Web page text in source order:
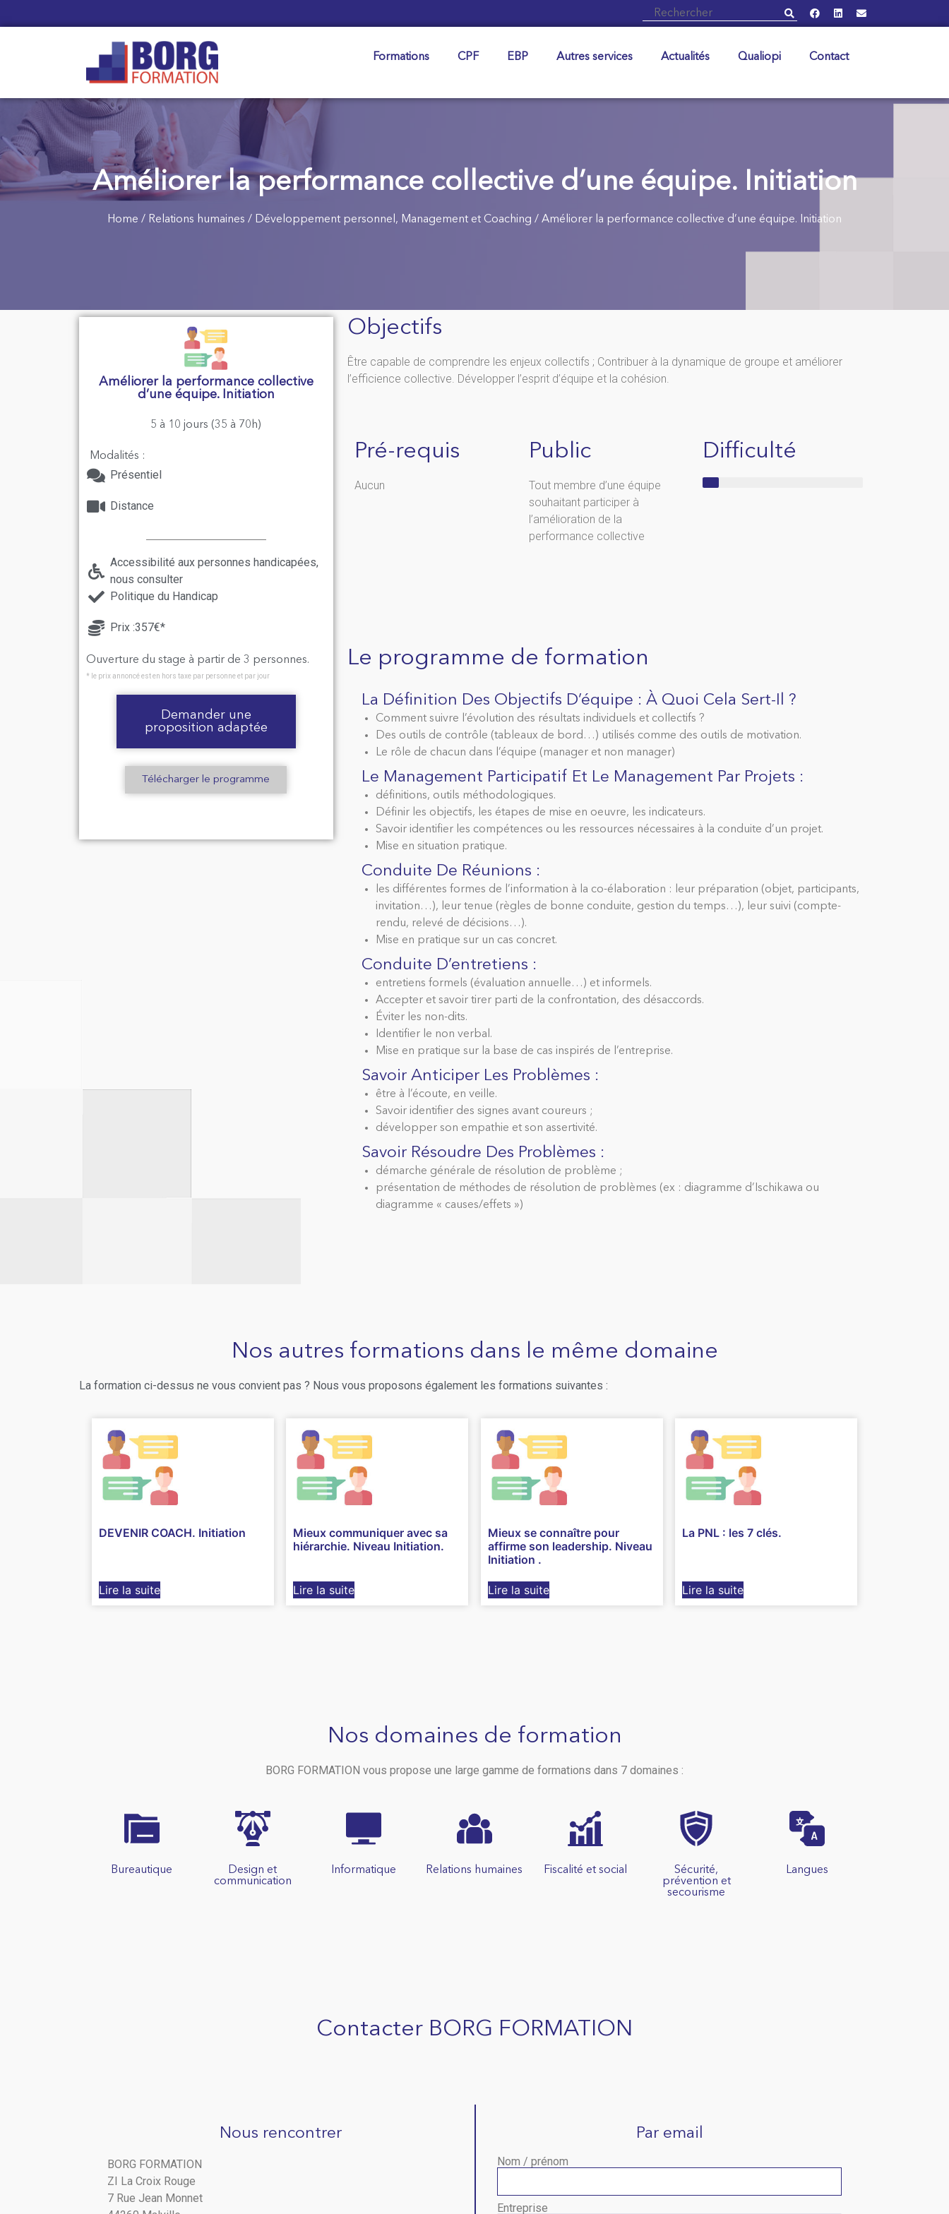
Formations CPF EBP Autres services Actualités Qualiopi Contact
Améliorer la performance collective d’une équipe. Initiation
Home / Relations humaines / Développement personnel, Management et Coaching / Améliorer la performance collective d’une équipe. Initiation
Améliorer la performance collective
d’une équipe. Initiation
5 à 10 jours (35 à 70h)
Modalités :
Présentiel
Distance
Accessibilité aux personnes handicapées,
nous consulter
Politique du Handicap
Prix :357€*
Ouverture du stage à partir de 3 personnes.
* le prix annoncé est en hors taxe par personne et par jour
Demander une
proposition adaptée
Télécharger le programme
Objectifs
Être capable de comprendre les enjeux collectifs ; Contribuer à la dynamique de groupe et améliorer
l’efficience collective. Développer l’esprit d’équipe et la cohésion.
Pré-requis
Aucun
Public
Tout membre d’une équipe
souhaitant participer à
l’amélioration de la
performance collective
Difficulté
Le programme de formation
La Définition Des Objectifs D’équipe : À Quoi Cela Sert-Il ?
Comment suivre l’évolution des résultats individuels et collectifs ?
Des outils de contrôle (tableaux de bord…) utilisés comme des outils de motivation.
Le rôle de chacun dans l’équipe (manager et non manager)
Le Management Participatif Et Le Management Par Projets :
définitions, outils méthodologiques.
Définir les objectifs, les étapes de mise en oeuvre, les indicateurs.
Savoir identifier les compétences ou les ressources nécessaires à la conduite d’un projet.
Mise en situation pratique.
Conduite De Réunions :
les différentes formes de l’information à la co-élaboration : leur préparation (objet, participants,
invitation…), leur tenue (règles de bonne conduite, gestion du temps…), leur suivi (compte-
rendu, relevé de décisions…).
Mise en pratique sur un cas concret.
Conduite D’entretiens :
entretiens formels (évaluation annuelle…) et informels.
Accepter et savoir tirer parti de la confrontation, des désaccords.
Éviter les non-dits.
Identifier le non verbal.
Mise en pratique sur la base de cas inspirés de l’entreprise.
Savoir Anticiper Les Problèmes :
être à l’écoute, en veille.
Savoir identifier des signes avant coureurs ;
développer son empathie et son assertivité.
Savoir Résoudre Des Problèmes :
démarche générale de résolution de problème ;
présentation de méthodes de résolution de problèmes (ex : diagramme d’Ischikawa ou
diagramme « causes/effets »)
Nos autres formations dans le même domaine
La formation ci-dessus ne vous convient pas ? Nous vous proposons également les formations suivantes :
DEVENIR COACH. Initiation
Lire la suite
Mieux communiquer avec sa
hiérarchie. Niveau Initiation.
Lire la suite
Mieux se connaître pour
affirme son leadership. Niveau
Initiation .
Lire la suite
La PNL : les 7 clés.
Lire la suite
Nos domaines de formation
BORG FORMATION vous propose une large gamme de formations dans 7 domaines :
Bureautique
Design et
communication
Informatique Relations humaines Fiscalité et social
Sécurité,
prévention et
secourisme
Langues
Contacter BORG FORMATION
Nous rencontrer
BORG FORMATION
ZI La Croix Rouge
7 Rue Jean Monnet
Par email
Nom / prénom
Entreprise